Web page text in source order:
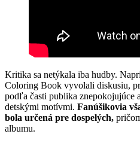
Kritika sa netýkala iba hudby.
Coloring Book vyvolali diskusiu,
podľa časti publika znepokojujúce
detskými motívmi. Fanúšikovia
bola určená pre dospelých,
albumu.